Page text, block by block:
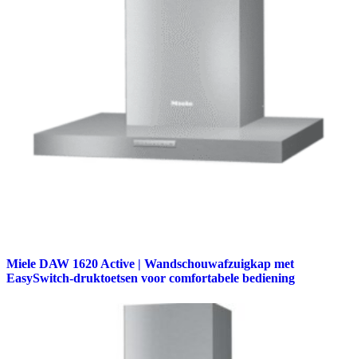
Miele DAW 1620 Active | Wandschouwafzuigkap met
EasySwitch-druktoetsen voor comfortabele bediening